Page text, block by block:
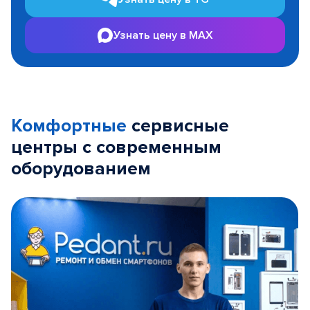
Узнать цену в MAX
Комфортные сервисные
центры с современным
оборудованием